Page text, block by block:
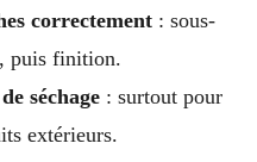
correctement: sous-
puis finition.
séchage: surtout pour
extérieurs.